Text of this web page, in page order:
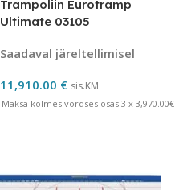
Trampoliin Eurotramp
Ultimate 03105
Saadaval järeltellimisel
11,910.00 € sis.KM
Maksa kolmes võrdses osas 3 x 3,970.00€